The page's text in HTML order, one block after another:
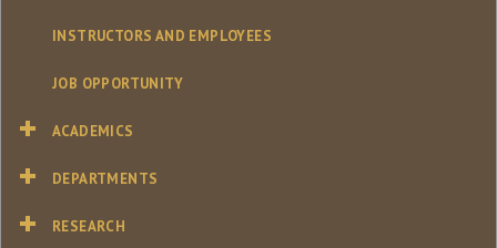
INSTRUCTORS AND EMPLOYEES
JOB OPPORTUNITY
ACADEMICS
DEPARTMENTS
RESEARCH